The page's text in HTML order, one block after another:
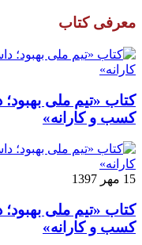
معرفی کتاب
کتاب «تیم ملی
کسب و کارانه»
15 مهر 1397
کتاب «تیم ملی
کسب و کارانه»